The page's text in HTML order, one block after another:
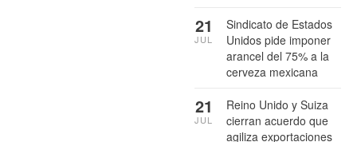
Sindicato de Estados
Unidos pide imponer
arancel del 75% a la
cerveza mexicana
21
JUL
Reino Unido y Suiza
cierran acuerdo que
agiliza exportaciones
21
JUL